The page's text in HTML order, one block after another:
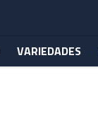
VARIEDADES